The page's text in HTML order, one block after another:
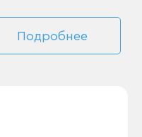
Подробнее